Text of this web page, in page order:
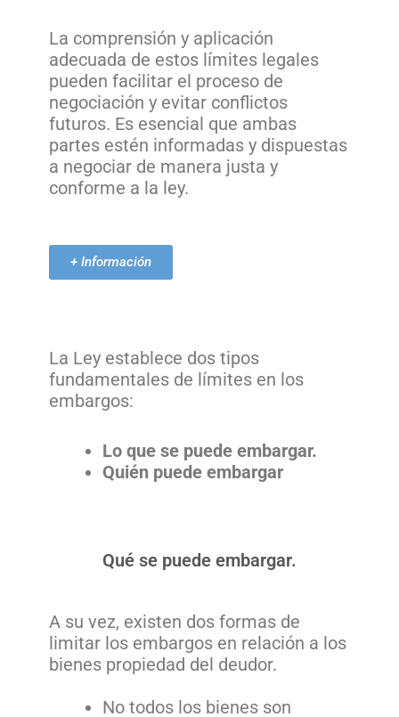
La comprensión y aplicación
adecuada de estos límites legales
pueden facilitar el proceso de
negociación y evitar conflictos
futuros. Es esencial que ambas
partes estén informadas y dispuestas
a negociar de manera justa y
conforme a la ley.
+ Información
La Ley establece dos tipos
fundamentales de límites en los
embargos:
Lo que se puede embargar.
Quién puede embargar
Qué se puede embargar.
A su vez, existen dos formas de
limitar los embargos en relación a los
bienes propiedad del deudor.
No todos los bienes son